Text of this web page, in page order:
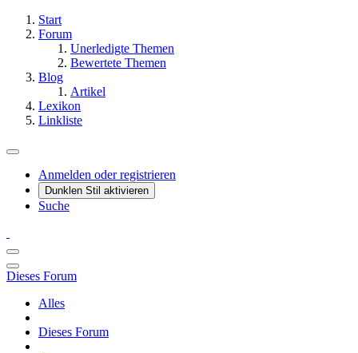
Start
Forum
Unerledigte Themen
Bewertete Themen
Blog
Artikel
Lexikon
Linkliste
Anmelden oder registrieren
Dunklen Stil aktivieren
Suche
Dieses Forum
Alles
Dieses Forum